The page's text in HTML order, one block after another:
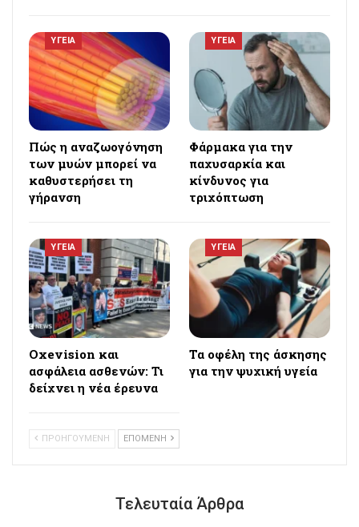
ΥΓΕΙΑ
Πώς η αναζωογόνηση
των μυών μπορεί να
καθυστερήσει τη
γήρανση
ΥΓΕΙΑ
Φάρμακα για την
παχυσαρκία και
κίνδυνος για
τριχόπτωση
ΥΓΕΙΑ
Oxevision και
ασφάλεια ασθενών: Τι
δείχνει η νέα έρευνα
ΥΓΕΙΑ
Τα οφέλη της άσκησης
για την ψυχική υγεία
ΠΡΟΗΓΟΥΜΕΝΗ ΕΠΟΜΕΝΗ
Τελευταία Άρθρα